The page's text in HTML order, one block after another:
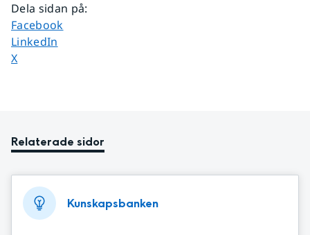
Dela sidan på:
Dela sidan på
Facebook
Dela sidan på
LinkedIn
Dela sidan på
X
Relaterade sidor
Kunskapsbanken